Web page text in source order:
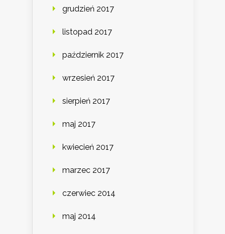
grudzień 2017
listopad 2017
październik 2017
wrzesień 2017
sierpień 2017
maj 2017
kwiecień 2017
marzec 2017
czerwiec 2014
maj 2014